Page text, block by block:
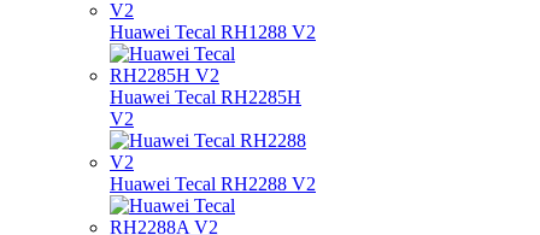
Huawei Tecal RH1288 V2
Huawei Tecal RH2285H
V2
Huawei Tecal RH2288 V2